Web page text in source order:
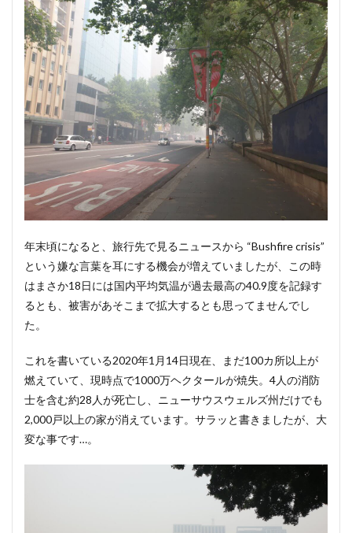
年末頃になると、旅行先で見るニュースから “Bushfire crisis”
という嫌な言葉を耳にする機会が増えていましたが、この時
はまさか18日には国内平均気温が過去最高の40.9度を記録す
るとも、被害があそこまで拡大するとも思ってませんでし
た。
これを書いている2020年1月14日現在、まだ100カ所以上が
燃えていて、現時点で1000万ヘクタールが焼失。4人の消防
士を含む約28人が死亡し、ニューサウスウェルズ州だけでも
2,000戸以上の家が消えています。サラッと書きましたが、大
変な事です…。